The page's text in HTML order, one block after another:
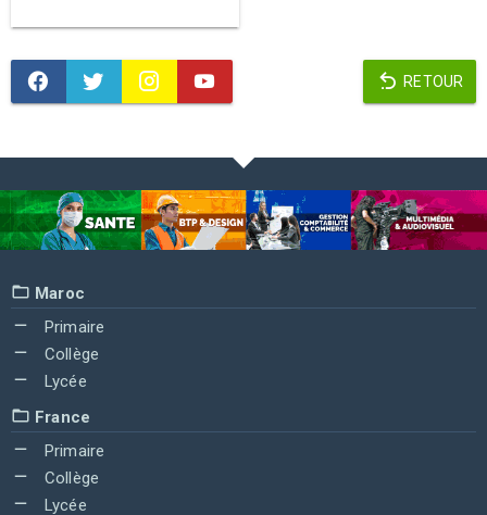
RETOUR
Maroc
Primaire
Collège
Lycée
France
Primaire
Collège
Lycée